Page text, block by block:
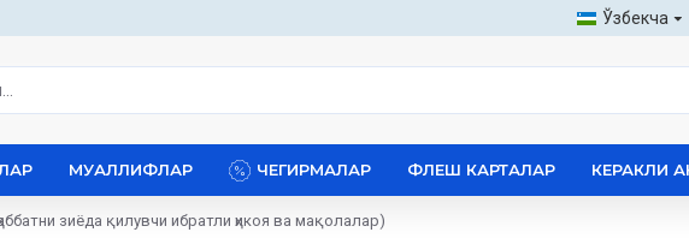
Ўзбекча
МУАЛЛИФЛАР ЧЕГИРМАЛАР ФЛЕШ КАРТАЛАР КЕРАКЛИ
зиёда қилувчи ибратли ҳикоя ва мақолалар)